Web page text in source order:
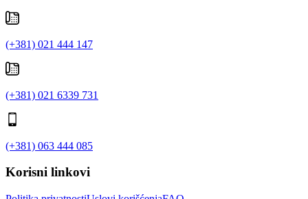
(+381) 021 444 147
(+381) 021 6339 731
(+381) 063 444 085
Korisni linkovi